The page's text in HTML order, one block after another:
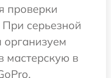
проверки
При серьезной
мастерскую в